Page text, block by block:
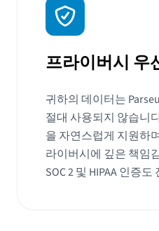
프라이버시 우
귀하의 데이터는
절대 사용되지 않습니
을 자연스럽게 지원하
라이버시에 깊은 책임
SOC 2 및 HIPAA 인증